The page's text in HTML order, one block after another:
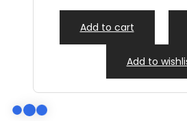
Add to cart
Add to